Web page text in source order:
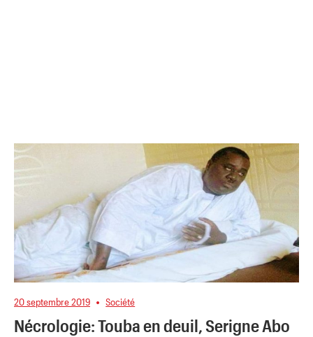
20 septembre 2019 Société
Nécrologie: Touba en deuil, Serigne Abo